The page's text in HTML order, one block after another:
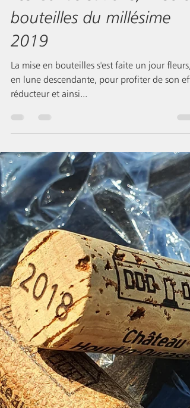
mnm&mm
30 mars 2021
Les Conversations, mise en
bouteilles du millésime
2019
La mise en bouteilles s'est faite un jour fleurs,
en lune descendante, pour profiter de son
réducteur et ainsi...